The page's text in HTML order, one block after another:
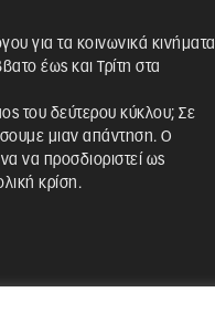
για τα κοινωνικά κινήματα
έως και Τρίτη στα
του δεύτερου κύκλου; Σε
μιαν απάντηση. Ο
να προσδιοριστεί ως
κρίση.